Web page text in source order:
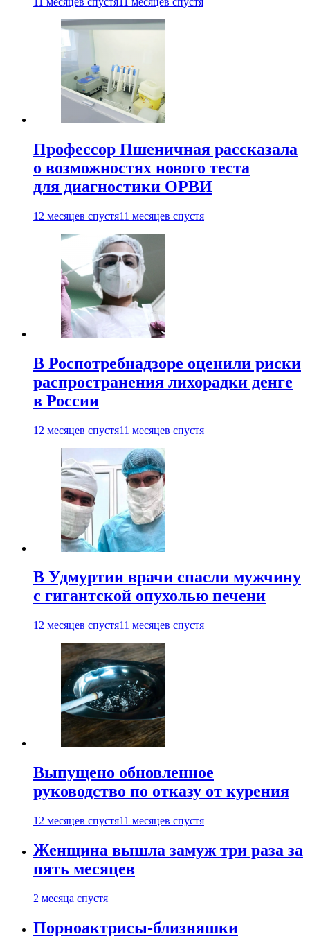
Профессор Пшеничная рассказала
о возможностях нового теста
для диагностики ОРВИ
12 месяцев спустя11 месяцев спустя
В Роспотребнадзоре оценили риски
распространения лихорадки денге
в России
12 месяцев спустя11 месяцев спустя
В Удмуртии врачи спасли мужчину
с гигантской опухолью печени
12 месяцев спустя11 месяцев спустя
Выпущено обновленное
руководство по отказу от курения
12 месяцев спустя11 месяцев спустя
Женщина вышла замуж три раза за
пять месяцев
2 месяца спустя
Порноактрисы-близняшки